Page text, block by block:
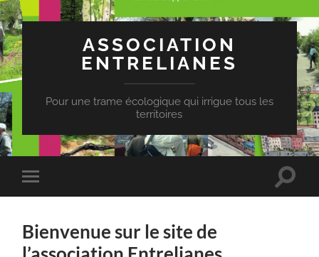
ASSOCIATION
ENTRELIANES
Pour une trame écologique qui irrigue tous les
territoires
Toggle
mobile
Toggle
Bienvenue sur le site de